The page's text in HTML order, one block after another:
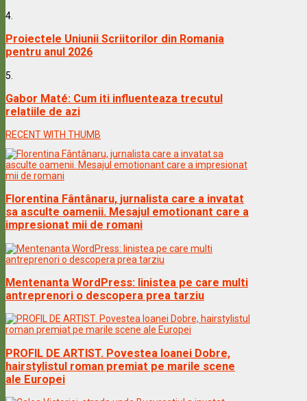
4.
Proiectele Uniunii Scriitorilor din Romania
pentru anul 2026
5.
Gabor Maté: Cum iti influenteaza trecutul
relatiile de azi
RECENT WITH THUMB
Florentina Fântânaru, jurnalista care a invatat
sa asculte oamenii. Mesajul emotionant care a
impresionat mii de romani
Mentenanta WordPress: linistea pe care multi
antreprenori o descopera prea tarziu
PROFIL DE ARTIST. Povestea Ioanei Dobre,
hairstylistul roman premiat pe marile scene
ale Europei